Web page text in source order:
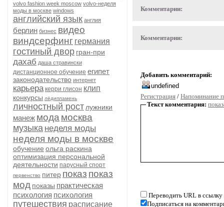
volvo fashion week moscow volvo-неделя
моды в москве windows
английский язык англия
берлин бизнес видео
виндсерфинг германия
гостиный двор гран-при
дахаб даша стравински
дистанционное обучение египет
законодательство интернет
карьера керри глисон клип
конкурсы лёдипламень
личностный рост лужники
манеж мода москва
музыка неделя моды
неделя моды в москве
обучение ольга раскина
оптимизация персональной
деятельности парусный спорт
первенство питер показ показ
мод показы практическая
психология психология
путешествия расписание
Комментарии:
Комментарии:
Добавить комментарий:
Регистрация / Напоминание
Текст комментария:
Переводить URL в ссылку
Подписаться на